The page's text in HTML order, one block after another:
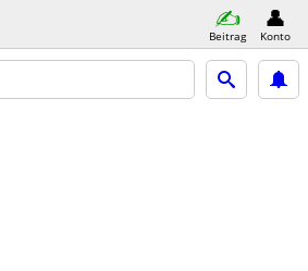
Beitrag Konto